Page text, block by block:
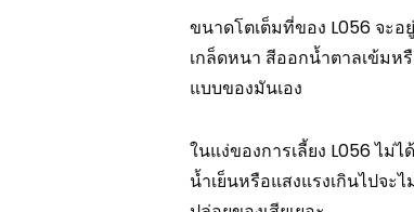
ขนาดโตเต็มที่ของ L056 จะอ
เกล็ดหนา สีออกน้ำตาลเข้มห
แบบของมันเอง
ในแง่ของการเลี้ยง L056 ไม่
น้ำเย็นหรือแสงแรงเกินไปจะ